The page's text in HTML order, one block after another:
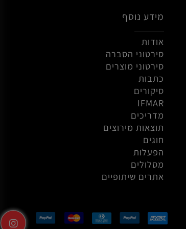
מידע נוסף
אודות
סירטוני הסברה
סירטוני מוצרים
כתבות
סיקורים
IFMAR
מדריכים
תוצאות מירוצים
חוגים
הפעלות